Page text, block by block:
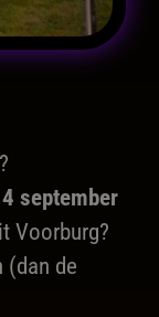
september
Voorburg?
(dan de